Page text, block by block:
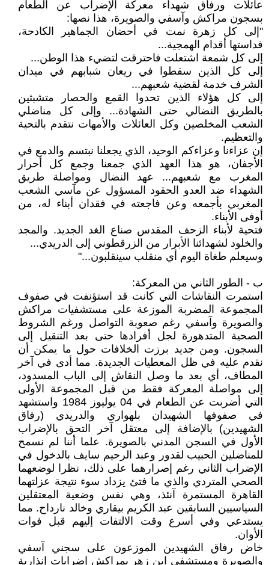
عائلات ورفاق شهداء معركة الإضراب عن الطعام
بسجون مراكش وآسفي والصويرة، هذا نصها:
"إلى كل زهرة نمت في أحضان الجماهير الكادحة،
فداستها أقدام الهمجية...
إلى كل شمعة اشتعلت فاحترقت لتضيء هذا الوطن...
إلى كل الذين سقطوا في ريعان شبابهم في ميدان
الشرف خدمة لقضية شعبهم...
إلى كل هؤلاء الذين تحدوا القمع والحصار متشبثين
بالطريق النضالي حتى الشهادة... وإلى كل مناضلي
الشعب المخلصين وكل العائلات والأمهات نتقدم بالتحية
والتعظيم.
إن عزاءنا وعزاءكم الوحيد، الذي يجعلنا نبتسم والدمع في
الأجفان، هو هذا العهد الذي جمعنا وجمع كل أحرار
المغرب مع شعبهم... عهد النضال ومواصلة طريق
الشهداء ضد العدو الحقود المسؤول عن مآسي الشعب
المغربي بأجمعه وعن فاجعته في فقدان أبناء له، من
أوفى الأبناء.
فتحية لأبناء الزحف المقدس صناع الغد الجديد. والمجد
والخلود لشهدائنا الأبرار من الزرقطوني إلى الدريدي...
وسيعلم طغاة اليوم أي منقلب سينقلبون..."
ب - الطور الثاني من المعركة:
استمرت النقاشات التي كانت قد استؤنفت في صفوف
المجموعة المضربة الموزعة على مستشفيات مراكش
والصويرة وآسفي رغم صعوبة التواصل ورغم الشروط
الصحية المتدهورة لجل أفرادها حتى بعد التنقيل إلى
السجون. ومن جديد برزت الخلافات حول ما يمكن أن
نقدم عليه في ظل المعطيات الجديدة. مما أدى في آخر
المطاف، أي بعد ما وصل النقاش إلى الباب المسدود،
إلى مواصلة المعركة فقط من قبل المجموعة الأولى
التي أضربت عن الطعام في 04 يوليوز 1984 واستشهد
في صفوفها الشهيدان بلهواري والدريدي (رفاق
الشهيدين) بالإضافة إلى معتقل آخر التحق بالإضراب
الأول في السجن المدني بالصويرة. علما أننا لم نسمح
للمناضلين الحبيب لقدور وعبد الرحيم سايف بالدخول في
الإضراب الثاني رغم إصرارهما على ذلك، نظرا لوضعهما
الصحي المتردي والذي ما فتئ يزداد سوء نتيجة عزلتهما
القاهرة المستمرة آنئذ، وهي نفس وضعية المعتقلين
السياسيين السابقين عبد الكريم بيقاري وخالد نارداح. مما
يستدعي وفي أسرع وقت الالتفات إليهم قبل فوات
الأوان.
خاض رفاق الشهيدين الموزعون على سجني آسفي
والصويرة ومستشفى ابن زهر بمراكش إضرابات إنذارية